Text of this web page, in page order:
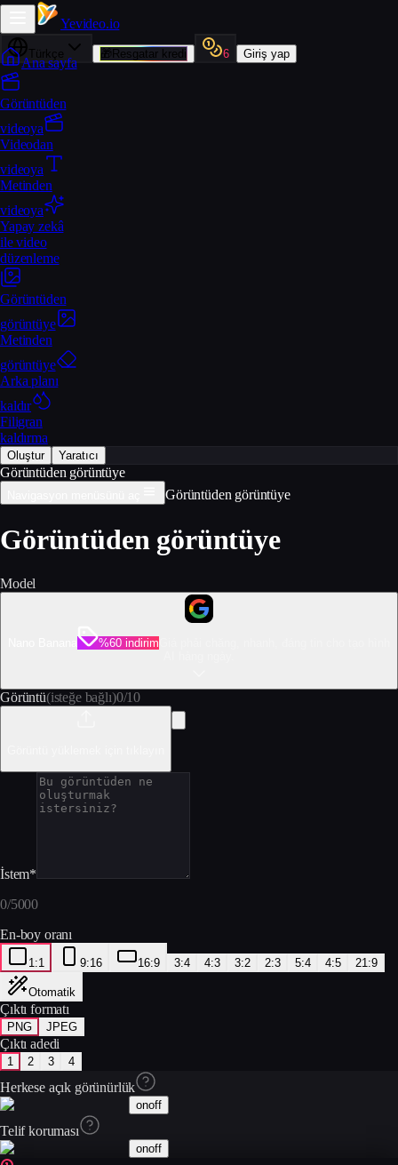
Yevideo.io
Türkçe 🎁Resgatar kredi 6 Giriş yap
Ana sayfa
Görüntüden
videoya
Videodan
videoya
Metinden
videoya
Yapay zekâ
ile video
düzenleme
Görüntüden
görüntüye
Metinden
görüntüye
Arka planı
kaldır
Filigran
kaldırma
Oluştur Yaratıcı
Görüntüden görüntüye
Görüntüden görüntüye
Görüntüden görüntüye
Model
%60 indirim
Görüntü(isteğe bağlı)0/10
İstem*
0/5000
En-boy oranı
1:1 9:16 16:9 3:4 4:3 3:2 2:3 5:4 4:5 21:9
Otomatik
Çıktı formatı
PNG JPEG
Çıktı adedi
1 2 3 4
Herkese açık görünürlük
onoff
Telif koruması
onoff